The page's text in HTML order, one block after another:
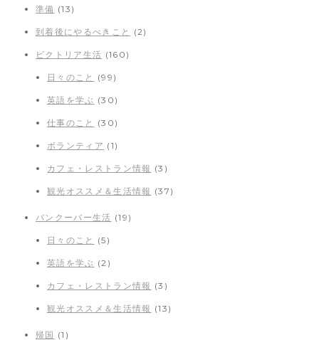
準備 (13)
到着後にやるべきこと (2)
ビクトリア生活 (160)
日々のこと (99)
英語を学ぶ (30)
仕事のこと (30)
ボランティア (1)
カフェ・レストラン情報 (3)
観光オススメ＆生活情報 (37)
バンクーバー生活 (19)
日々のこと (5)
英語を学ぶ (2)
カフェ・レストラン情報 (3)
観光オススメ＆生活情報 (13)
帰国 (1)